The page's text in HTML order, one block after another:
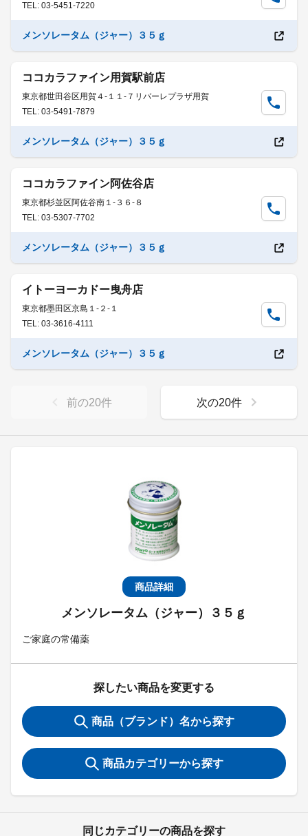
商品詳細
メンソレータム（ジャー）３５ｇ
ご家庭の常備薬
探したい商品を変更する
商品（ブランド）名から探す
商品カテゴリーから探す
同じカテゴリーの商品を探す
TEL: 03-5451-7220
メンソレータム（ジャー）３５ｇ
ココカラファイン用賀駅前店
東京都世田谷区用賀４-１１-７リバーレプラザ用賀
TEL: 03-5491-7879
メンソレータム（ジャー）３５ｇ
ココカラファイン阿佐谷店
東京都杉並区阿佐谷南１-３６-８
TEL: 03-5307-7702
メンソレータム（ジャー）３５ｇ
イトーヨーカドー曳舟店
東京都墨田区京島１-２-１
TEL: 03-3616-4111
メンソレータム（ジャー）３５ｇ
前の20件 次の20件